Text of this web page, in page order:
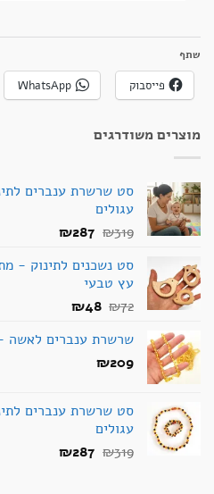
שתף
פייסבוק WhatsApp
מוצרים משודרגים
סט שרשרת ענברים
עגולים
₪319
המחיר
היה:
₪319.
₪287
המחיר
הוא:
סט נשכנים לתינוק -
עץ טבעי
₪72
המחיר
היה:
₪72.
₪48
המחיר
הוא:
שרשרת ענברים לאשה
₪209
סט שרשרת ענברים
עגולים
₪319
המחיר
₪287
המחיר